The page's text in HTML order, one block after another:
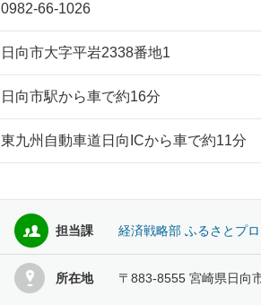
0982-66-1026
日向市大字平岩2338番地1
日向市駅から車で約16分
東九州自動車道日向ICから車で約11分
担当課 経済戦略部 ふるさとプ
所在地 〒883-8555 宮崎県日向